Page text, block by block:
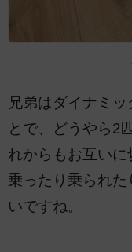
兄弟はダイナミ
とで、どうやら2
れからもお互い
乗ったり乗られ
いですね。